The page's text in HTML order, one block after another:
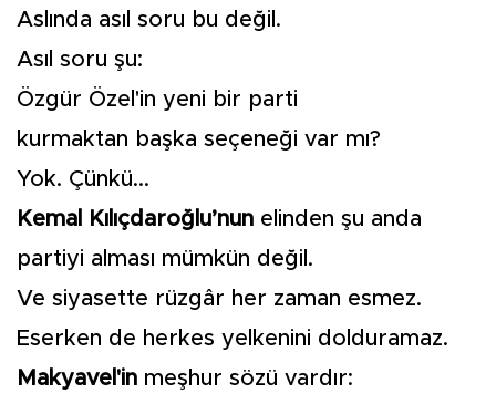
Aslında asıl soru bu değil.
Asıl soru şu:
Özgür Özel'in yeni bir parti
kurmaktan başka seçeneği var mı?
Yok. Çünkü...
Kemal Kılıçdaroğlu’nun elinden şu anda
partiyi alması mümkün değil.
Ve siyasette rüzgâr her zaman esmez.
Eserken de herkes yelkenini dolduramaz.
Makyavel'in meşhur sözü vardır: